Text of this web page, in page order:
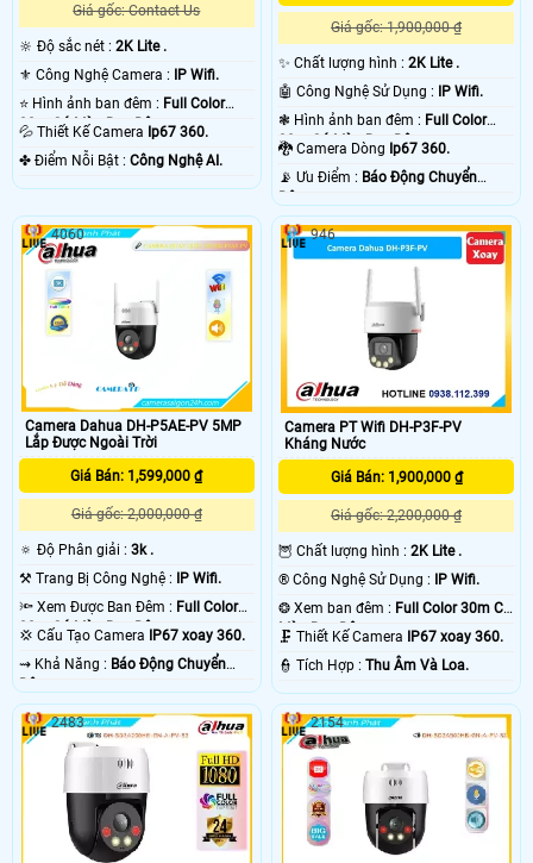
Giá gốc: Contact Us
🔆 Độ sắc nét : 2K Lite .
⚜️ Công Nghệ Camera : IP Wifi.
⭐ Hình ảnh ban đêm : Full Color
30m Có Màu Ban Ðêm.
💦 Thiết Kế Camera Ip67 360.
️✤ Điểm Nỗi Bật : Công Nghệ AI.
Giá gốc: 1,900,000 ₫
✨ Chất lượng hình :2K Lite .
🤖️ Công Nghệ Sử Dụng : IP Wifi.
❃ Hình ảnh ban đêm : Full Color
30m Có Màu Ban Ðêm.
🐉️ Camera Dòng Ip67 360.
️📡 Ưu Điểm : Báo Động Chuyển
Động.
Camera Dahua DH-P5AE-PV 5MP
Lắp Được Ngoài Trời
Giá Bán: 1,599,000 ₫
Giá gốc: 2,000,000 ₫
🔅 Độ Phân giải : 3k .
⚒ Trang Bị Công Nghệ : IP Wifi.
🔦 Xem Được Ban Đêm : Full Color
30m Có Màu Ban Ðêm.
💢 Cấu Tạo Camera IP67 xoay 360.
️⇝ Khả Năng : Báo Động Chuyển
Động.
4060
Camera PT Wifi DH-P3F-PV
Kháng Nước
Giá Bán: 1,900,000 ₫
Giá gốc: 2,200,000 ₫
🦉 Chất lượng hình :2K Lite .
®️ Công Nghệ Sử Dụng : IP Wifi.
❂ Xem ban đêm : Full Color 30m Có
Màu Ban Ðêm.
🗜️ Thiết Kế Camera IP67 xoay 360.
️👮 Tích Hợp :Thu Âm Và Loa.
946
2483 2154